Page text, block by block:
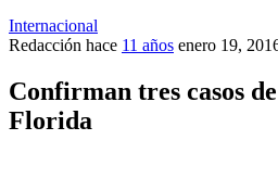
Internacional
Redacción hace 11 años enero 19,
Confirman tres casos
Florida